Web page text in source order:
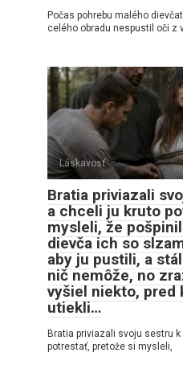
Počas pohrebu malého
celého obradu nespustil oči z
Láskavosť
Bratia priviazali
a chceli ju kruto
mysleli, že
dievča ich so
aby ju pustili, a
nič nemôže, no
vyšiel niekto, pred
utiekli…
Bratia priviazali svoju sestru
potrestať, pretože si mysleli,